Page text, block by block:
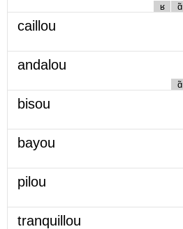
ʁ ɑ̃
caillou
andalou
ɑ̃
bisou
bayou
pilou
tranquillou